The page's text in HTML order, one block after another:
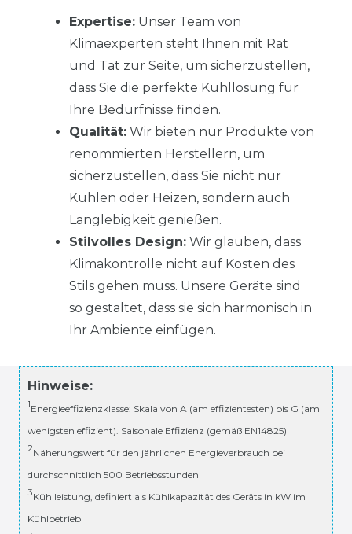
Expertise: Unser Team von
Klimaexperten steht Ihnen mit Rat
und Tat zur Seite, um sicherzustellen,
dass Sie die perfekte Kühllösung für
Ihre Bedürfnisse finden.
Qualität: Wir bieten nur Produkte von
renommierten Herstellern, um
sicherzustellen, dass Sie nicht nur
Kühlen oder Heizen, sondern auch
Langlebigkeit genießen.
Stilvolles Design: Wir glauben, dass
Klimakontrolle nicht auf Kosten des
Stils gehen muss. Unsere Geräte sind
so gestaltet, dass sie sich harmonisch in
Ihr Ambiente einfügen.
Hinweise:
1Energieeffizienzklasse: Skala von A (am effizientesten) bis G (am
wenigsten effizient). Saisonale Effizienz (gemäß EN14825)
2Näherungswert für den jährlichen Energieverbrauch bei
durchschnittlich 500 Betriebsstunden
3Kühlleistung, definiert als Kühlkapazität des Geräts in kW im
Kühlbetrieb